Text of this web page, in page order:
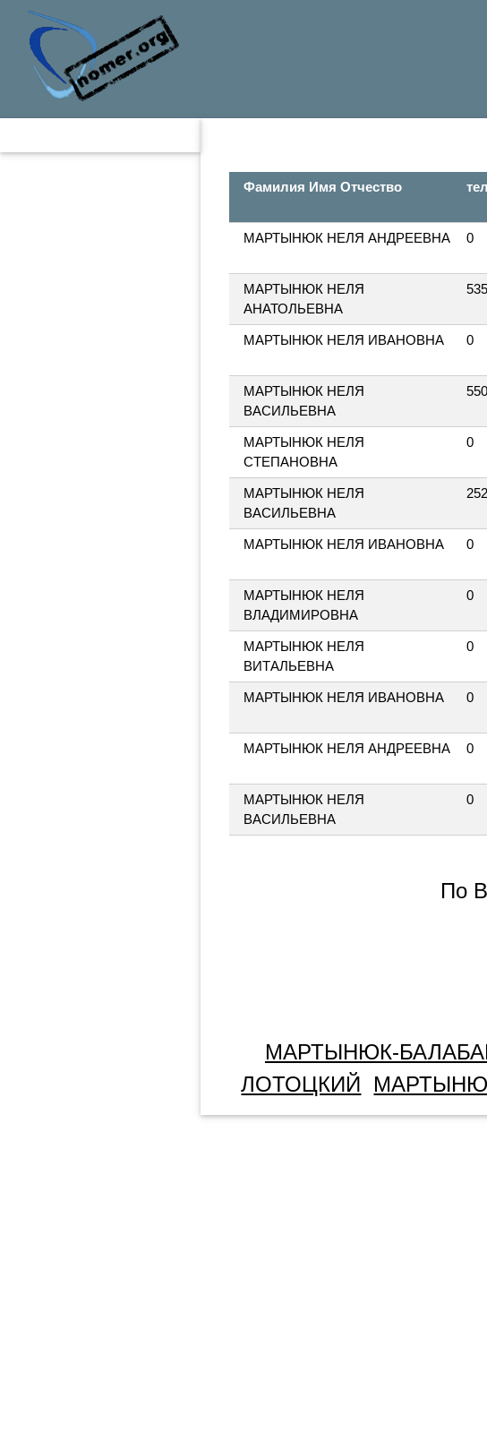
Фамилия Имя Отчество тел
МАРТЫНЮК НЕЛЯ АНДРЕЕВНА 0
МАРТЫНЮК НЕЛЯ
АНАТОЛЬЕВНА
МАРТЫНЮК НЕЛЯ ИВАНОВНА 0
МАРТЫНЮК НЕЛЯ
ВАСИЛЬЕВНА
МАРТЫНЮК НЕЛЯ
СТЕПАНОВНА
0
МАРТЫНЮК НЕЛЯ
ВАСИЛЬЕВНА
МАРТЫНЮК НЕЛЯ ИВАНОВНА 0
МАРТЫНЮК НЕЛЯ
ВЛАДИМИРОВНА
0
МАРТЫНЮК НЕЛЯ
ВИТАЛЬЕВНА
0
МАРТЫНЮК НЕЛЯ ИВАНОВНА 0
МАРТЫНЮК НЕЛЯ АНДРЕЕВНА 0
МАРТЫНЮК НЕЛЯ
ВАСИЛЬЕВНА
0
По
МАРТЫНЮК-
ЛОТОЦКИЙ